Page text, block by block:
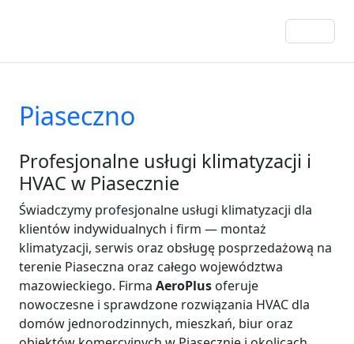
Piaseczno
Profesjonalne usługi klimatyzacji i
HVAC w Piasecznie
Świadczymy profesjonalne usługi klimatyzacji dla
klientów indywidualnych i firm — montaż
klimatyzacji, serwis oraz obsługę posprzedażową na
terenie Piaseczna oraz całego województwa
mazowieckiego. Firma AeroPlus oferuje
nowoczesne i sprawdzone rozwiązania HVAC dla
domów jednorodzinnych, mieszkań, biur oraz